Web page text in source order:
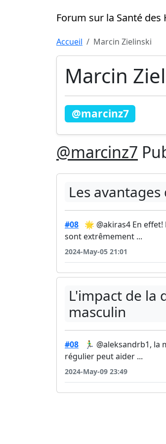
Forum sur la Santé des
Accueil Marcin Zielinski
Marcin
@marcinz7
@marcinz7
Les
#08 🌟 @akiras4 En
sont extrêmement ...
2024-May-05 21:01
L'impact de la
masculin
#08
🏃‍♂️ @aleksandrb1,
régulier peut aider ...
2024-May-09 23:49